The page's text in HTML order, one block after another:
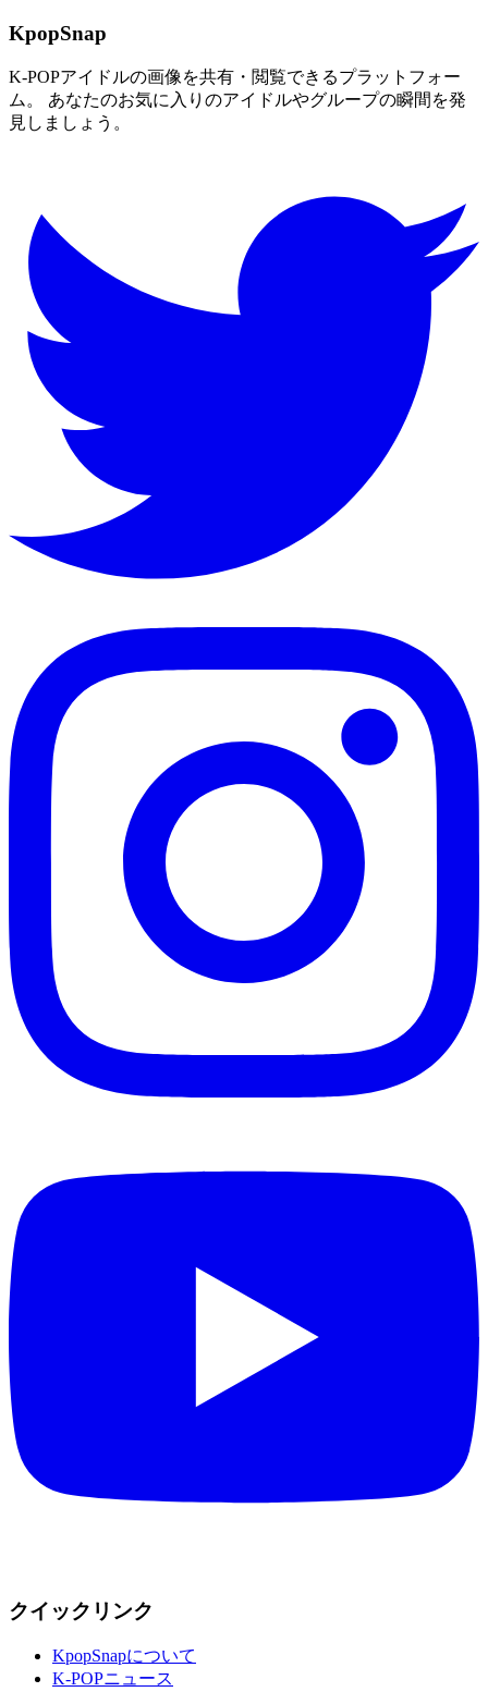
KpopSnap
K-POPアイドルの画像を共有・閲覧できるプラットフォー
ム。 あなたのお気に入りのアイドルやグループの瞬間を発
見しましょう。
クイックリンク
KpopSnapについて
K-POPニュース